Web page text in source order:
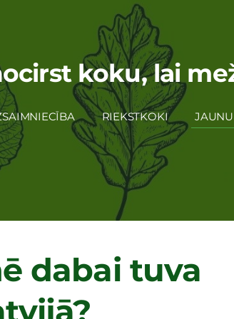
koku, lai
RIEKSTKOKI
dabai tuva